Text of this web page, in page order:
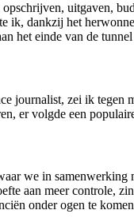
uitgaven,
ik, dankzij het
het einde van de
journalist, zei ik tegen
er volgde een
we in
aan meer controle,
onder ogen te